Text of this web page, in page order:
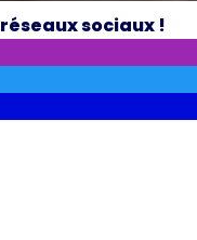
sociaux !